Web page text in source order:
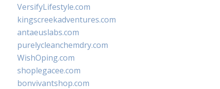
VersifyLifestyle.com
kingscreekadventures.com
antaeuslabs.com
purelycleanchemdry.com
WishOping.com
shoplegacee.com
bonvivantshop.com